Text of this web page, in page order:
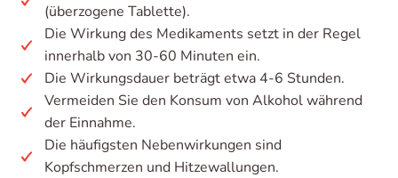
(überzogene Tablette).
Die Wirkung des Medikaments setzt in der Regel
innerhalb von 30-60 Minuten ein.
Die Wirkungsdauer beträgt etwa 4-6 Stunden.
Vermeiden Sie den Konsum von Alkohol während
der Einnahme.
Die häufigsten Nebenwirkungen sind
Kopfschmerzen und Hitzewallungen.